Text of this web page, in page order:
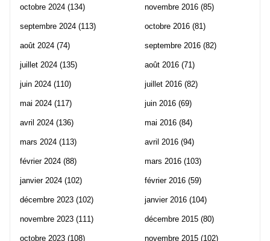
octobre 2024 (134)
septembre 2024 (113)
août 2024 (74)
juillet 2024 (135)
juin 2024 (110)
mai 2024 (117)
avril 2024 (136)
mars 2024 (113)
février 2024 (88)
janvier 2024 (102)
décembre 2023 (102)
novembre 2023 (111)
octobre 2023 (108)
novembre 2016 (85)
octobre 2016 (81)
septembre 2016 (82)
août 2016 (71)
juillet 2016 (82)
juin 2016 (69)
mai 2016 (84)
avril 2016 (94)
mars 2016 (103)
février 2016 (59)
janvier 2016 (104)
décembre 2015 (80)
novembre 2015 (102)